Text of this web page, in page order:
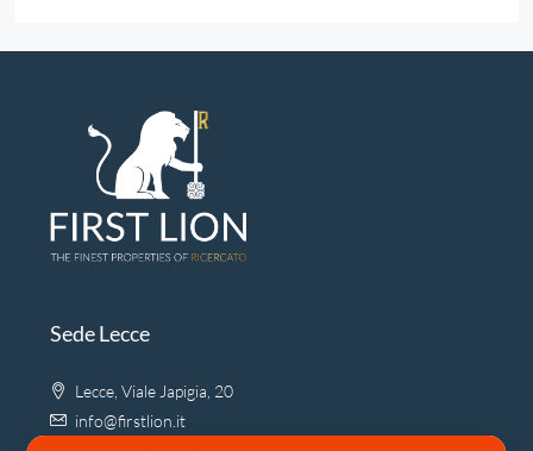
Sede Lecce
Lecce, Viale Japigia, 20
info@firstlion.it